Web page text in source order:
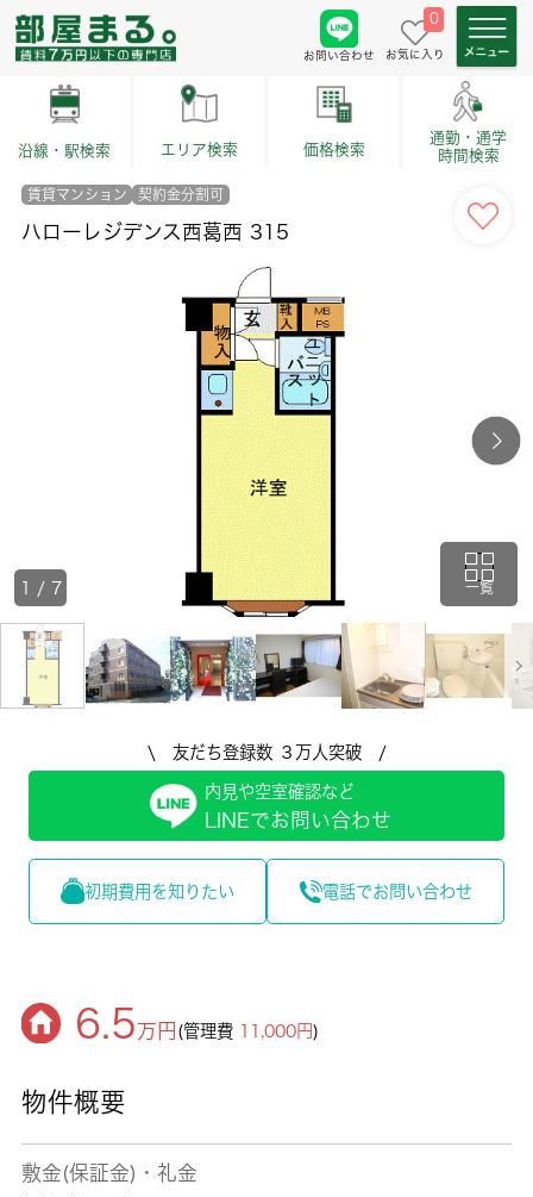
お問い合わせ
0
お気に入り
沿線・駅検索 エリア検索 価格検索
通勤・通学
時間検索
賃貸マンション 契約金分割可
ハローレジデンス西葛西 315
一覧
1 / 7
\ 友だち登録数 ３万人突破 /
内見や空室確認など
LINEでお問い合わせ
初期費用を知りたい 電話でお問い合わせ
6.5万円 (管理費 11,000円)
物件概要
敷金(保証金)・礼金